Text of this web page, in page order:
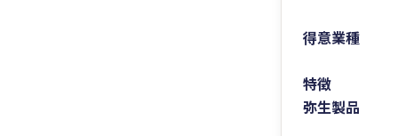
得意業種
特徴
弥生製品